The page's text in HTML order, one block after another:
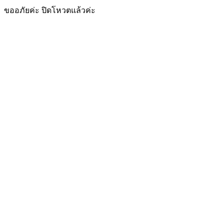
ขออภัยค่ะ ปิดโหวตแล้วค่ะ